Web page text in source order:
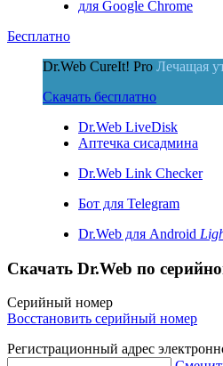
для Google Chrome
Бесплатно
Dr.Web CureIt! Pro Лечащая
Скачать бесплатно
Dr.Web LiveDisk
Аптечка сисадмина
Dr.Web Link Checker
Бот для Telegram
Dr.Web для Android
Скачать Dr.Web по
Серийный номер
Восстановить серийный номер
Регистрационный адрес